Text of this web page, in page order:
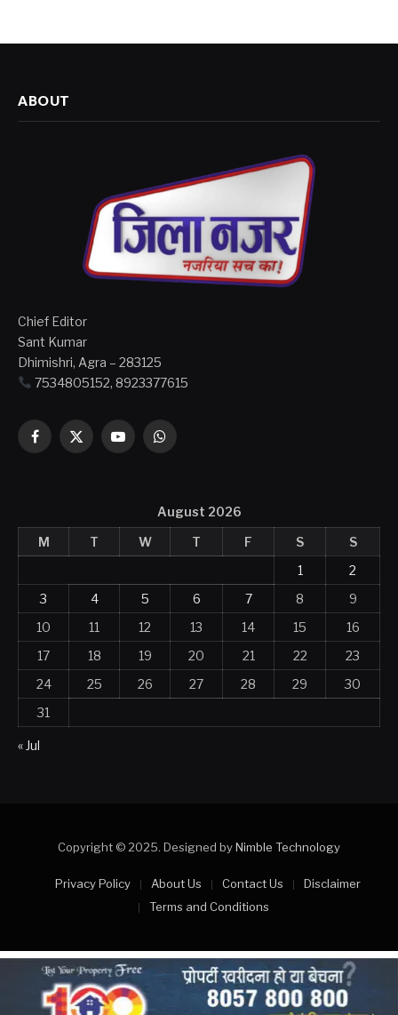
ABOUT
Chief Editor
Sant Kumar
Dhimishri, Agra – 283125
7534805152, 8923377615
Facebook
X
YouTubeWhatsApp
August 2026
M
T W T F S
S
1
2
3
4 5 6 7 8
9
10
11 12 13 14 15
16
17
18 19 20 21 22
23
24
25 26 27 28 29
30
31
« Jul
Copyright © 2025. Designed byNimble Technology
Privacy Policy About Us Contact Us
Disclaimer
Terms and Conditions